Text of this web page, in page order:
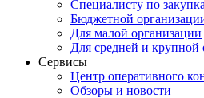
Специалисту по
Бюджетной
Для малой организации
Для средней и крупной
Сервисы
Центр оперативного
Обзоры и новости